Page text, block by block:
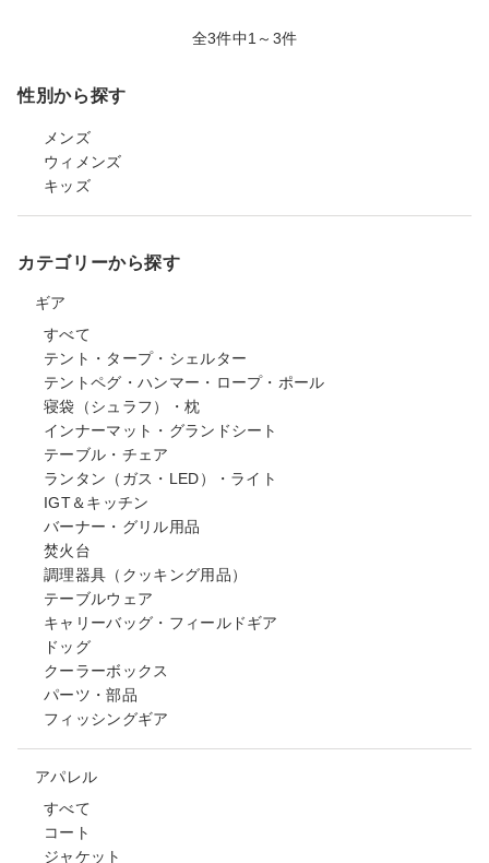
全3件中1～3件
性別から探す
メンズ
ウィメンズ
キッズ
カテゴリーから探す
ギア
すべて
テント・タープ・シェルター
テントペグ・ハンマー・ロープ・ポール
寝袋（シュラフ）・枕
インナーマット・グランドシート
テーブル・チェア
ランタン（ガス・LED）・ライト
IGT＆キッチン
バーナー・グリル用品
焚火台
調理器具（クッキング用品）
テーブルウェア
キャリーバッグ・フィールドギア
ドッグ
クーラーボックス
パーツ・部品
フィッシングギア
アパレル
すべて
コート
ジャケット